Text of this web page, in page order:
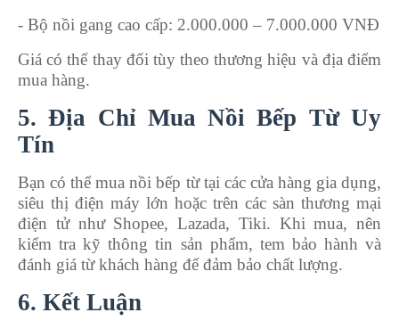
- Bộ nồi gang cao cấp: 2.000.000 – 7.000.000 VNĐ
Giá có thể thay đổi tùy theo thương hiệu và địa điểm
mua hàng.
5. Địa Chỉ Mua Nồi Bếp Từ Uy
Tín
Bạn có thể mua nồi bếp từ tại các cửa hàng gia dụng,
siêu thị điện máy lớn hoặc trên các sàn thương mại
điện tử như Shopee, Lazada, Tiki. Khi mua, nên
kiểm tra kỹ thông tin sản phẩm, tem bảo hành và
đánh giá từ khách hàng để đảm bảo chất lượng.
6. Kết Luận